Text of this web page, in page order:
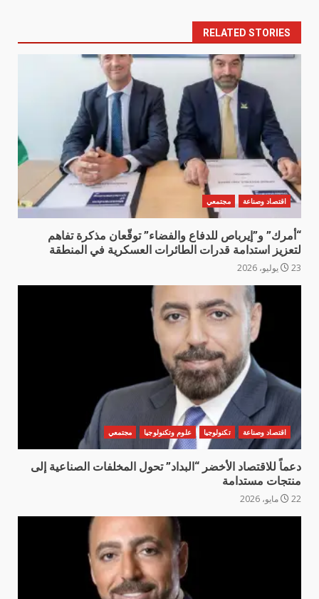
RELATED STORIES
اقتصاد وصناعة مجتمعي
“أمرك” و”إيرباص للدفاع والفضاء” توقّعان مذكرة تفاهم
لتعزيز استدامة قدرات الطائرات العسكرية في المنطقة
23 يوليو، 2026
اقتصاد وصناعة تكنولوجيا علوم وتكنولوجيا مجتمعي
دعماً للاقتصاد الأخضر “البداد” تحول المخلفات الصناعية إلى
منتجات مستدامة
22 مايو، 2026